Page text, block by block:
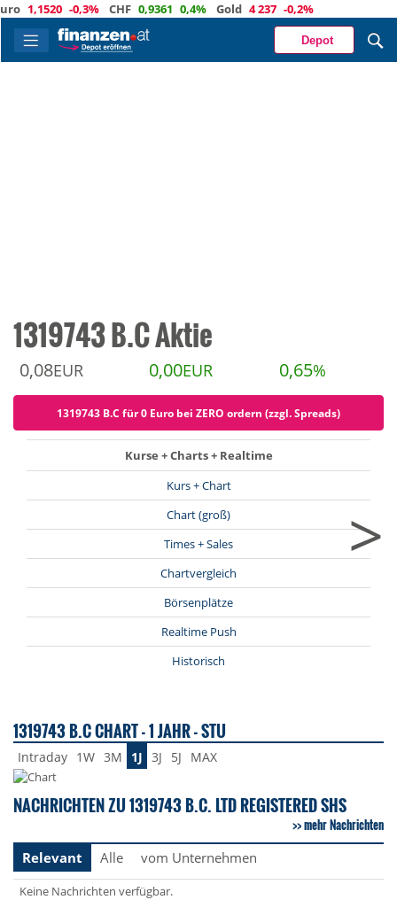
1,1520 -0,3% CHF 0,9361 0,4% Gold 4 237 -0,2%
Depot
1319743 B.C Aktie
0,08EUR 0,00EUR 0,65%
1319743 B.C für 0 Euro bei ZERO ordern (zzgl. Spreads)
Kurse + Charts + Realtime
Kurs + Chart
Chart (groß)
Times + Sales
Chartvergleich
Börsenplätze
Realtime Push
Historisch
>
1319743 B.C CHART - 1 JAHR - STU
Intraday 1W 3M 1J 3J 5J MAX
NACHRICHTEN ZU 1319743 B.C. LTD REGISTERED SHS
mehr Nachrichten
Relevant
Alle vom Unternehmen
Keine Nachrichten verfügbar.